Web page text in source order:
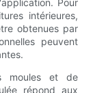
Pour
intérieures,
obtenues par
peuvent
moules et de
répond aux